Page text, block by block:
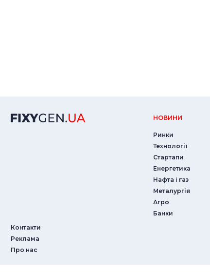
Контакти
Реклама
Про нас
НОВИНИ
Ринки
Технології
Стартапи
Енергетика
Нафта і газ
Металургія
Агро
Банки